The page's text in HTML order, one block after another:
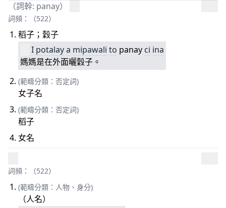
（詞幹: panay）
詞頻：（522）
稻子；穀子
I potalay a mipawali to panay ci ina
媽媽是在外面曬穀子。
(範疇分類：否定詞)
女子名
(範疇分類：否定詞)
稻子
女名
詞頻：（522）
(範疇分類：人物、身分)
（人名）